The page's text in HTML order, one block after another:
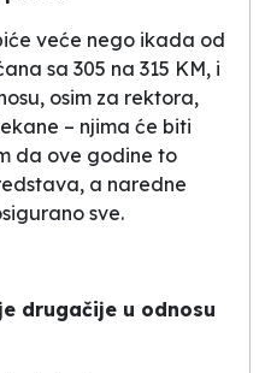
veće nego ikada od
sa 305 na 315 KM, i
osim za rektora,
– njima će biti
da ove godine to
a naredne
sve.
drugačije u odnosu